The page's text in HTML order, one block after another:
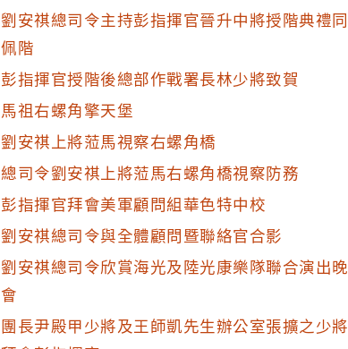
劉安祺總司令主持彭指揮官晉升中將授階典禮同
佩階
彭指揮官授階後總部作戰署長林少將致賀
馬祖右螺角擎天堡
劉安祺上將蒞馬視察右螺角橋
總司令劉安祺上將蒞馬右螺角橋視察防務
彭指揮官拜會美軍顧問組華色特中校
劉安祺總司令與全體顧問暨聯絡官合影
劉安祺總司令欣賞海光及陸光康樂隊聯合演出晚
會
團長尹殿甲少將及王師凱先生辦公室張擴之少將